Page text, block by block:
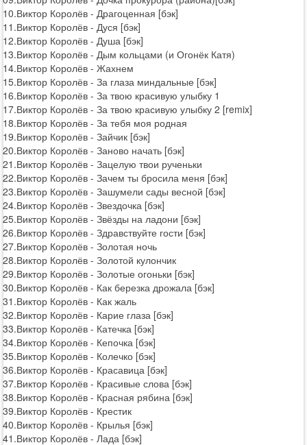
10.Виктор Королёв - Драгоценная [бэк]
11.Виктор Королёв - Дуся [бэк]
12.Виктор Королёв - Душа [бэк]
13.Виктор Королёв - Дым кольцами (и Огонёк Катя)
14.Виктор Королёв - Жахнем
15.Виктор Королёв - За глаза миндальные [бэк]
16.Виктор Королёв - За твою красивую улыбку 1
17.Виктор Королёв - За твою красивую улыбку 2 [remix]
18.Виктор Королёв - За тебя моя родная
19.Виктор Королёв - Зайчик [бэк]
20.Виктор Королёв - Заново начать [бэк]
21.Виктор Королёв - Зацелую твои рученьки
22.Виктор Королёв - Зачем ты бросила меня [бэк]
23.Виктор Королёв - Зашумели сады весной [бэк]
24.Виктор Королёв - Звездочка [бэк]
25.Виктор Королёв - Звёзды на ладони [бэк]
26.Виктор Королёв - Здравствуйте гости [бэк]
27.Виктор Королёв - Золотая ночь
28.Виктор Королёв - Золотой кулончик
29.Виктор Королёв - Золотые огоньки [бэк]
30.Виктор Королёв - Как березка дрожала [бэк]
31.Виктор Королёв - Как жаль
32.Виктор Королёв - Карие глаза [бэк]
33.Виктор Королёв - Катечка [бэк]
34.Виктор Королёв - Кепочка [бэк]
35.Виктор Королёв - Колечко [бэк]
36.Виктор Королёв - Красавица [бэк]
37.Виктор Королёв - Красивые слова [бэк]
38.Виктор Королёв - Красная рябина [бэк]
39.Виктор Королёв - Крестик
40.Виктор Королёв - Крылья [бэк]
41.Виктор Королёв - Лада [бэк]